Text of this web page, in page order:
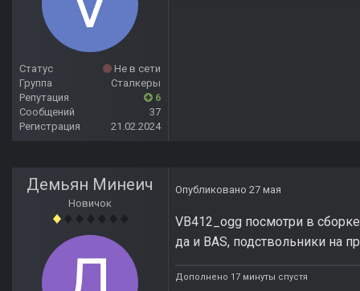
Статус
Не в сети
Группа
Сталкеры
Репутация
6
Сообщений
37
Регистрация
21.02.2024
Демьян Минеич
Новичок
Опубликовано 27 мая
VB412_ogg посмотри в
да и BAS, подствольники на
Дополнено 17 минуты спустя